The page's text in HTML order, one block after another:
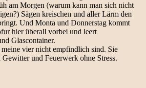
am Morgen (warum kann man sich nicht
Sägen kreischen und aller Lärm den
Und Monta und Donnerstag kommt
hier überall vorbei und leert
Glascontainer.
vier nicht empfindlich sind. Sie
Gewitter und Feuerwerk ohne Stress.